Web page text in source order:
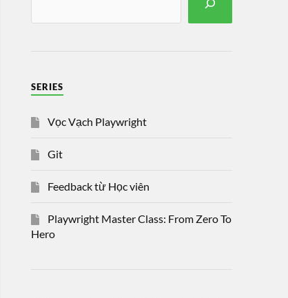
SERIES
Vọc Vạch Playwright
Git
Feedback từ Học viên
Playwright Master Class: From Zero To
Hero